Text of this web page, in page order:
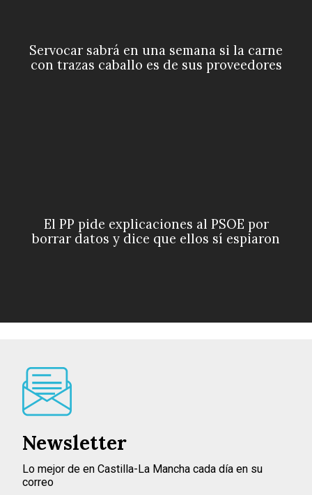
Servocar sabrá en una semana si la carne
con trazas caballo es de sus proveedores
El PP pide explicaciones al PSOE por
borrar datos y dice que ellos sí espiaron
Newsletter
Lo mejor de en Castilla-La Mancha cada día en su
correo